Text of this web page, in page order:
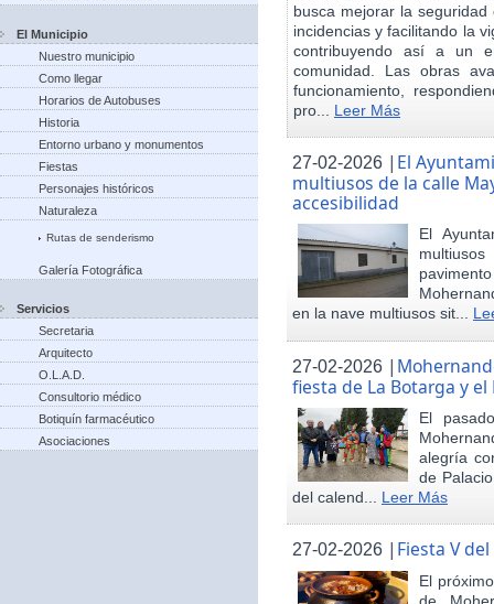
El Municipio
Nuestro municipio
Como llegar
Horarios de Autobuses
Historia
Entorno urbano y monumentos
Fiestas
Personajes históricos
Naturaleza
Rutas de senderismo
Galería Fotográfica
Servicios
Secretaria
Arquitecto
O.L.A.D.
Consultorio médico
Botiquín farmacéutico
Asociaciones
busca mejorar la
incidencias y facilitando la
contribuyendo así a un
comunidad. Las obras
funcionamiento,
pro... Leer Más
27-02-2026 | El
multiusos de la calle
accesibilidad
El
en la nave multiusos sit...
27-02-2026 |
fiesta de La Botarga y
El
alegría
de
del calend... Leer Más
27-02-2026 | Fiesta V
El
de